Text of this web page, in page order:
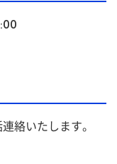
絡いたします。